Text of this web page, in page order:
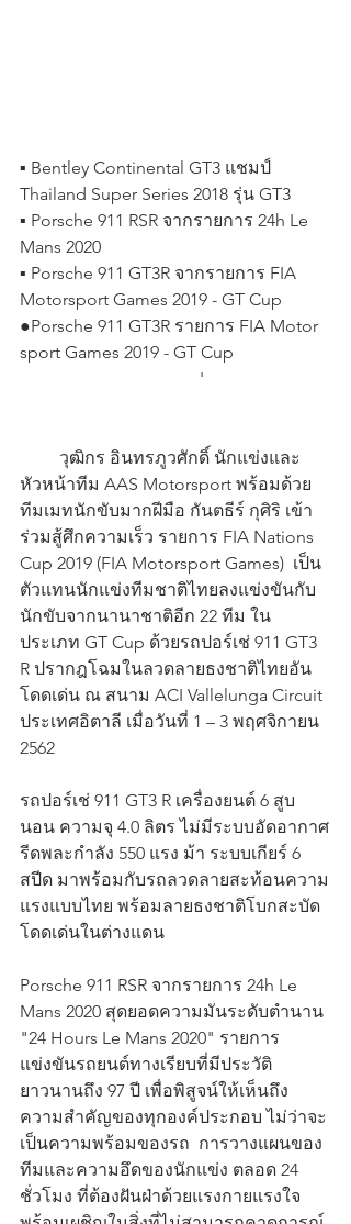
▪️ Bentley Continental GT3 แชมป์
Thailand Super Series 2018 รุ่น GT3
▪️ Porsche 911 RSR จากรายการ 24h Le
Mans 2020
▪️ Porsche 911 GT3R จากรายการ FIA
Motorsport Games 2019 - GT Cup
●Porsche 911 GT3R รายการ FIA Motor
sport Games 2019 - GT Cup
                                         '
         วุฒิกร อินทรภูวศักดิ์ นักแข่งและ
หัวหน้าทีม AAS Motorsport พร้อมด้วย
ทีมเมทนักขับมากฝีมือ กันตธีร์ กุศิริ เข้า
ร่วมสู้ศึกความเร็ว รายการ FIA Nations
Cup 2019 (FIA Motorsport Games)  เป็น
ตัวแทนนักแข่งทีมชาติไทยลงแข่งขันกับ
นักขับจากนานาชาติอีก 22 ทีม ใน
ประเภท GT Cup ด้วยรถปอร์เช่ 911 GT3
R ปรากฎโฉมในลวดลายธงชาติไทยอัน
โดดเด่น ณ สนาม ACI Vallelunga Circuit
ประเทศอิตาลี เมื่อวันที่ 1 – 3 พฤศจิกายน
2562
รถปอร์เช่ 911 GT3 R เครื่องยนต์ 6 สูบ
นอน ความจุ 4.0 ลิตร ไม่มีระบบอัดอากาศ
รีดพละกำลัง 550 แรง ม้า ระบบเกียร์ 6
สปีด มาพร้อมกับรถลวดลายสะท้อนความ
แรงแบบไทย พร้อมลายธงชาติโบกสะบัด
โดดเด่นในต่างแดน
Porsche 911 RSR จากรายการ 24h Le
Mans 2020 สุดยอดความมันระดับตำนาน
"24 Hours Le Mans 2020" รายการ
แข่งขันรถยนต์ทางเรียบที่มีประวัติ
ยาวนานถึง 97 ปี เพื่อพิสูจน์ให้เห็นถึง
ความสำคัญของทุกองค์ประกอบ ไม่ว่าจะ
เป็นความพร้อมของรถ  การวางแผนของ
ทีมและความอึดของนักแข่ง ตลอด 24
ชั่วโมง ที่ต้องฝันฝ่าด้วยแรงกายแรงใจ